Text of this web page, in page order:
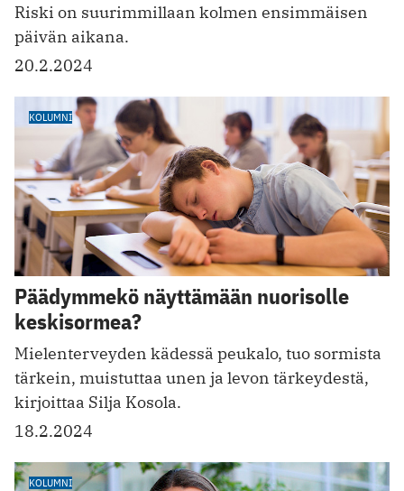
Riski on suurimmillaan kolmen ensimmäisen
päivän aikana.
20.2.2024
KOLUMNI
Päädymmekö näyttämään nuorisolle
keskisormea?
Mielenterveyden kädessä peukalo, tuo sormista
tärkein, muistuttaa unen ja levon tärkeydestä,
kirjoittaa Silja Kosola.
18.2.2024
KOLUMNI